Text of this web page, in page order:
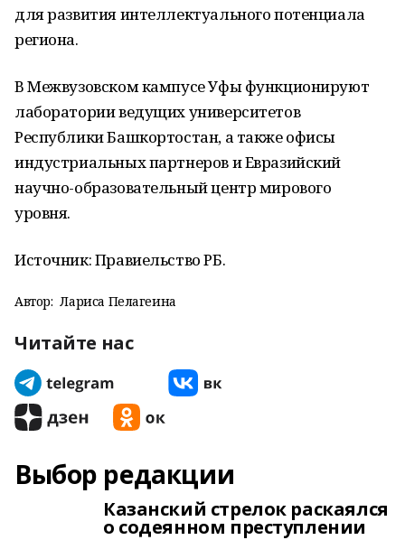
для развития интеллектуального потенциала
региона.
В Межвузовском кампусе Уфы функционируют
лаборатории ведущих университетов
Республики Башкортостан, а также офисы
индустриальных партнеров и Евразийский
научно-образовательный центр мирового
уровня.
Источник: Правиельство РБ.
Автор: Лариса Пелагеина
Читайте нас
Выбор редакции
Казанский стрелок раскаялся
о содеянном преступлении